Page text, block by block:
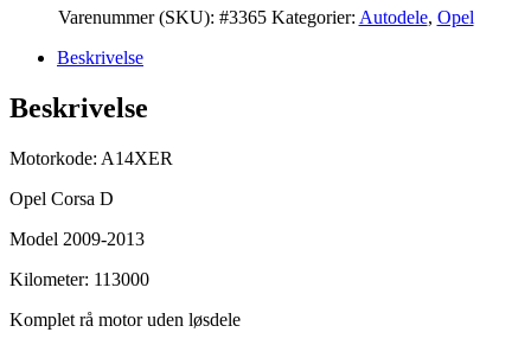
Motorkode:
A14XER
Varenummer (SKU): #3365 Kategorier: Autodele, Opel
Beskrivelse
Beskrivelse
Motorkode: A14XER
Opel Corsa D
Model 2009-2013
Kilometer: 113000
Komplet rå motor uden løsdele